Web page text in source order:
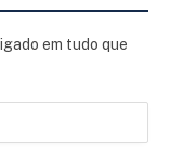
em tudo que